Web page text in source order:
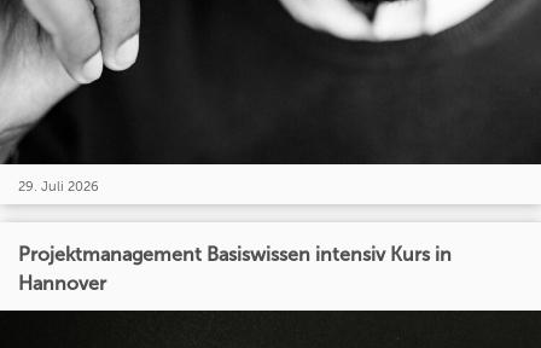
29. Juli 2026
Projektmanagement Basiswissen intensiv Kurs in
Hannover